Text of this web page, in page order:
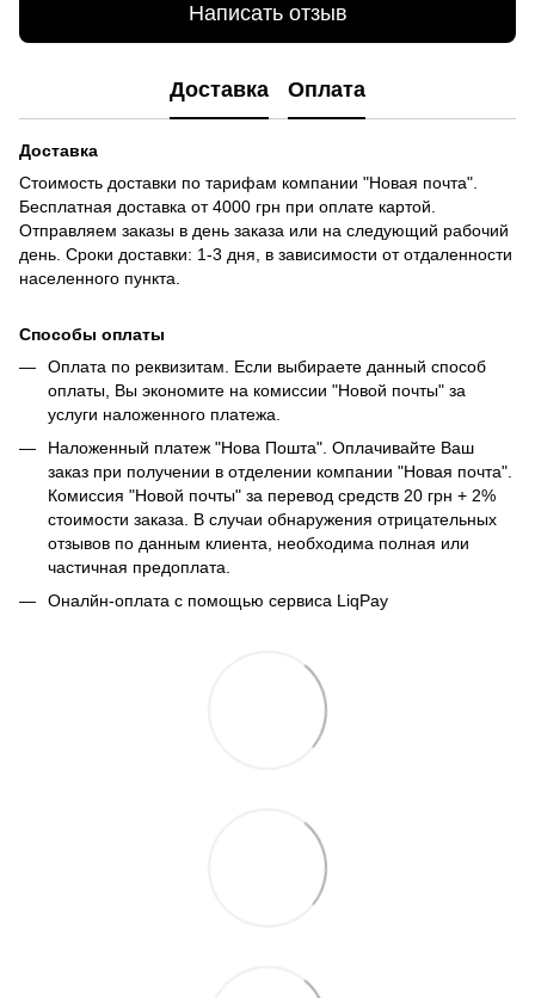
Написать отзыв
Доставка Оплата
Доставка
Стоимость доставки по тарифам компании "Новая почта".
Бесплатная доставка от 4000 грн при оплате картой.
Отправляем заказы в день заказа или на следующий рабочий
день. Сроки доставки: 1-3 дня, в зависимости от отдаленности
населенного пункта.
Способы оплаты
Оплата по реквизитам. Если выбираете данный способ
оплаты, Вы экономите на комиссии "Новой почты" за
услуги наложенного платежа.
Наложенный платеж "Нова Пошта". Оплачивайте Ваш
заказ при получении в отделении компании "Новая почта".
Комиссия "Новой почты" за перевод средств 20 грн + 2%
стоимости заказа. В случаи обнаружения отрицательных
отзывов по данным клиента, необходима полная или
частичная предоплата.
Оналйн-оплата с помощью сервиса LiqPay